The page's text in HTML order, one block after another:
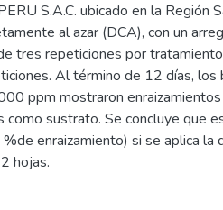
S.A.C. ubicado en la Región
al azar (DCA), con un
tres repeticiones por
Al término de 12 días, los
ppm mostraron
sustrato. Se concluye que
enraizamiento) si se aplica la
hojas.